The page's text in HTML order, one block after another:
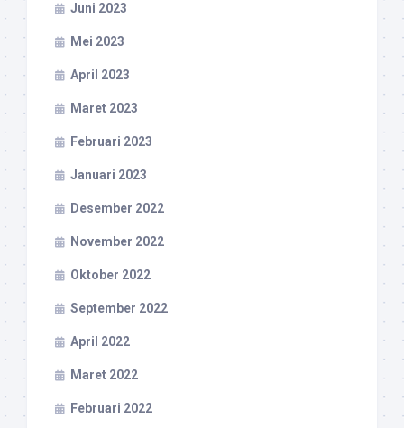
Juni 2023
Mei 2023
April 2023
Maret 2023
Februari 2023
Januari 2023
Desember 2022
November 2022
Oktober 2022
September 2022
April 2022
Maret 2022
Februari 2022